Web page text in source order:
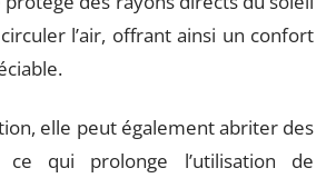
l’air, offrant ainsi un confort
elle peut également abriter des
ce qui prolonge l’utilisation de